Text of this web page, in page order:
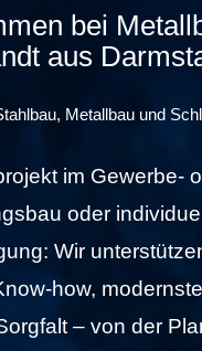
bei
aus
Metallbau und
im Gewerbe-
oder
Wir
how,
– von der